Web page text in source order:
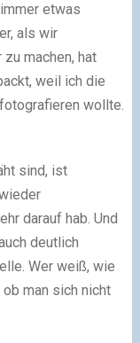
etwas
als wir
machen, hat
weil ich die
wollte.
sind, ist
darauf hab. Und
deutlich
Wer weiß, wie
man sich nicht